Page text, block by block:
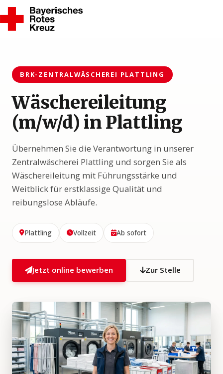
BRK-ZENTRALWÄSCHEREI PLATTLING
Wäschereileitung
(m/w/d) in Plattling
Übernehmen Sie die Verantwortung in unserer
Zentralwäscherei Plattling und sorgen Sie als
Wäschereileitung mit Führungsstärke und
Weitblick für erstklassige Qualität und
reibungslose Abläufe.
Plattling Vollzeit Ab sofort
Jetzt online bewerben Zur Stelle